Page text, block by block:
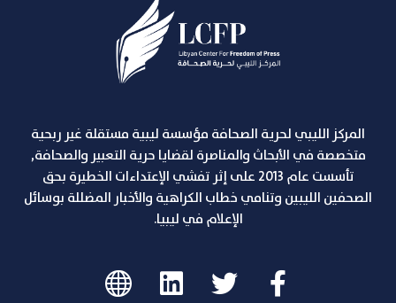
المركز الليبي لحرية الصحافة مؤسسة ليبية مستقلة غير ربحية
متخصصة في الأبحاث والمناصرة لقضايا حرية التعبير والصحافة,
تأسست عام 2013 على إثر تفشي الإعتداءات الخطيرة بحق
الصحفين الليبين وتنامي خطاب الكراهية والأخبار المضللة بوسائل
الإعلام في ليبيا.